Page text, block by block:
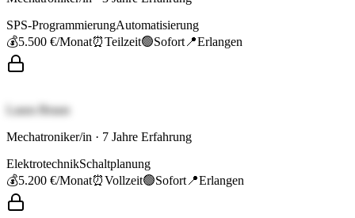
SPS-ProgrammierungAutomatisierung
💰5.500 €/Monat⏰Teilzeit🟢Sofort 📍Erlangen
Laura Braun
Mechatroniker/in · 7 Jahre Erfahrung
ElektrotechnikSchaltplanung
💰5.200 €/Monat⏰Vollzeit🟢Sofort 📍Erlangen